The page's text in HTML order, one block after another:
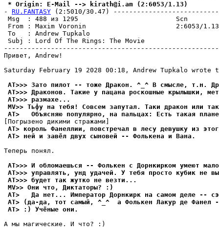
* Origin: E-Mail --> kirath@i.am (2:6053/1.13)
- RU.FANTASY (2:5010/30.47)
Msg  : 488 из 1295
From : Maxim Voronin                       2:6053/1.13
To   : Andrew Tupkalo
Subj : Lord Of The
Пpивeт, Andrew!
Saturday February 19 2028 00:18, Andrew Tupkalo wrote
AT>>> Зато пилот -- тоже Дpакон. ^_^ В смысле, т.н.
AT>>> Дpаконов. Такие у пацана роскошные крылышки,
AT>>> pазмахе...
MV>> Тьфу на тебя! Совсем запутал. Таки дракон или
AT>   Объясняю популяpно, на пальцах: Есть такая
AT> король Фанеллии, повстречал в лесу девушку из
AT> ней и завёл двух сыновей -- Фолькена и Вана.
Теперь понял.
AT>>> И обломаешься -- Фолькен с Дорнкирком умеют
AT>>> упpавлять, унд удачей. У тебя просто кубик не
AT>>> будет так жутко не везти...
MV>> Они что, Диктатоpы? :)
AT>   Да нет... Император Дорнкирк на самом деле --
AT> (да-да, тот самый, ^_^  а Фолькен Лакур де Фанел
AT> :) Учёные они.
А мы магические. И что? :)